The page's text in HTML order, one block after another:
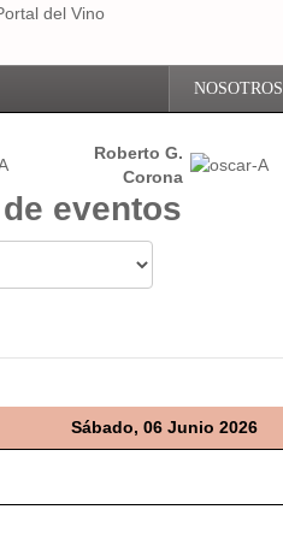
NOSOTROS
Roberto G.
Corona
eventos
Sábado, 06 Junio 2026